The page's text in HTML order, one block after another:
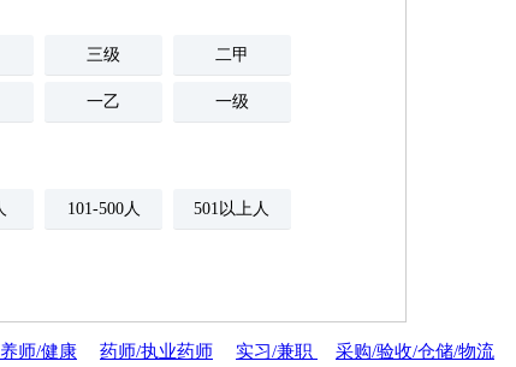
三级 二甲
一乙 一级
101-500人 501以上人
师/健康 药师/执业药师 实习/兼职 采购/验收/仓储/物流